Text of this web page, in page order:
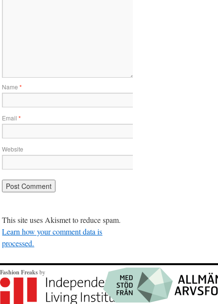
Name*
Email*
Website
This site uses Akismet to reduce spam.
Learn how your comment data is
processed.
Fashion Freaksby